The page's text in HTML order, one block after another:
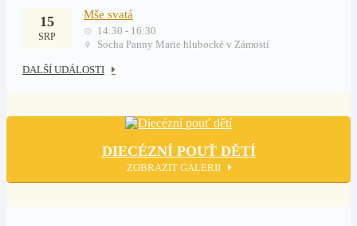
15
SRP
Mše svatá
14:30 - 16:30
Socha Panny Marie hlubocké v Zámostí
DALŠÍ UDÁLOSTI
DIECÉZNÍ POUŤ DĚTÍ
ZOBRAZIT GALERII